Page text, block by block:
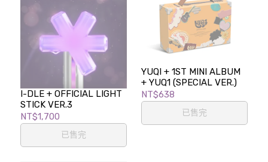
I-DLE + OFFICIAL LIGHT
STICK VER.3
NT$1,700
已售完
YUQI + 1ST MINI ALBUM
+ YUQ1 (SPECIAL VER.)
NT$638
已售完